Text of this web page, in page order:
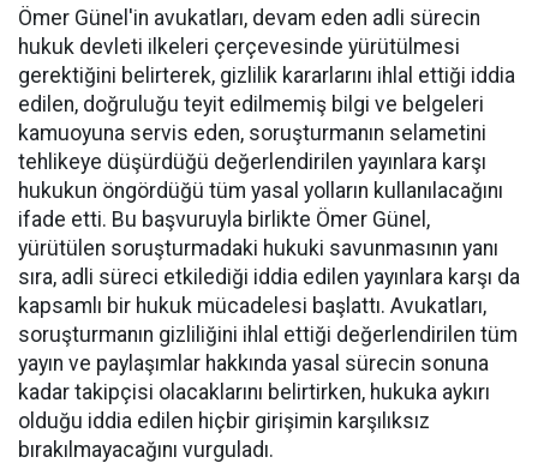
Ömer Günel'in avukatları, devam eden adli sürecin
hukuk devleti ilkeleri çerçevesinde yürütülmesi
gerektiğini belirterek, gizlilik kararlarını ihlal ettiği iddia
edilen, doğruluğu teyit edilmemiş bilgi ve belgeleri
kamuoyuna servis eden, soruşturmanın selametini
tehlikeye düşürdüğü değerlendirilen yayınlara karşı
hukukun öngördüğü tüm yasal yolların kullanılacağını
ifade etti. Bu başvuruyla birlikte Ömer Günel,
yürütülen soruşturmadaki hukuki savunmasının yanı
sıra, adli süreci etkilediği iddia edilen yayınlara karşı da
kapsamlı bir hukuk mücadelesi başlattı. Avukatları,
soruşturmanın gizliliğini ihlal ettiği değerlendirilen tüm
yayın ve paylaşımlar hakkında yasal sürecin sonuna
kadar takipçisi olacaklarını belirtirken, hukuka aykırı
olduğu iddia edilen hiçbir girişimin karşılıksız
bırakılmayacağını vurguladı.